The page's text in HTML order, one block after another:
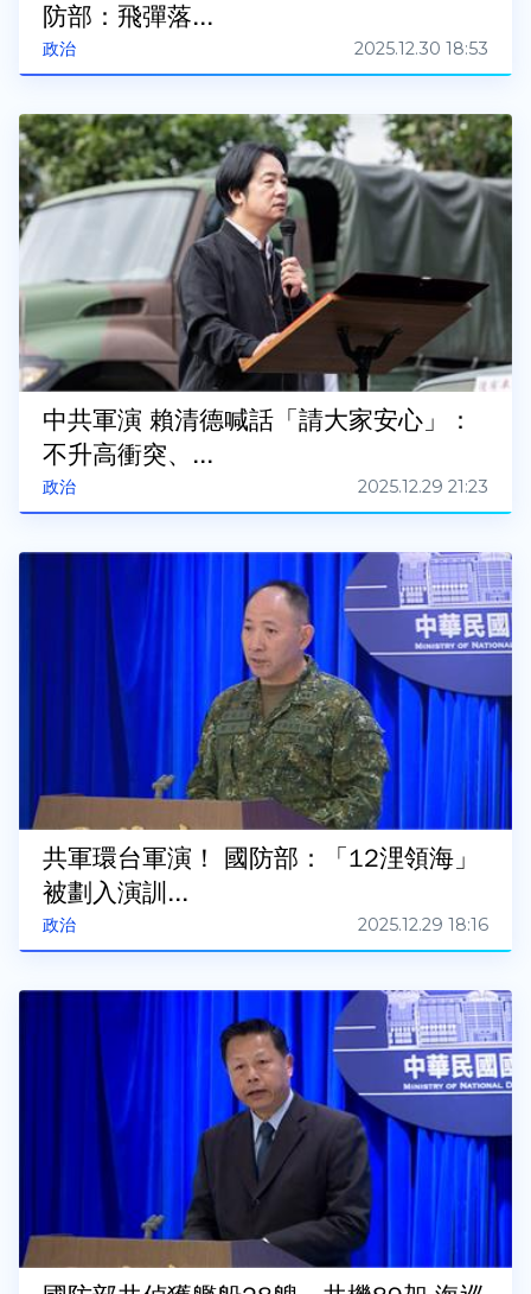
政治
防部：飛彈落...
2025.12.30 18:53
政治
中共軍演 賴清德喊話「請大家安心」：
不升高衝突、...
2025.12.29 21:23
政治
共軍環台軍演！ 國防部：「12浬領海」
被劃入演訓...
2025.12.29 18:16